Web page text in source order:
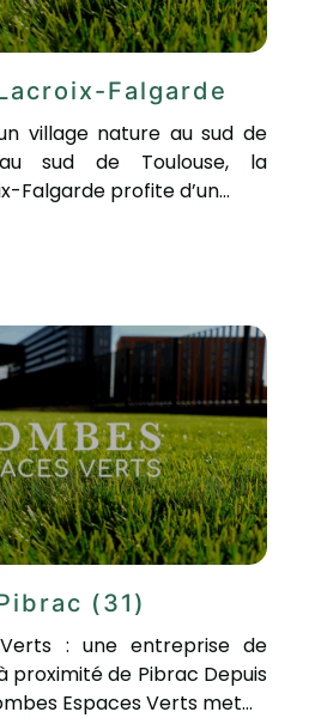
Falgarde
village nature au sud de
sud de Toulouse, la
Falgarde profite d’un...
(31)
: une entreprise de
proximité de Pibrac Depuis
Espaces Verts met...